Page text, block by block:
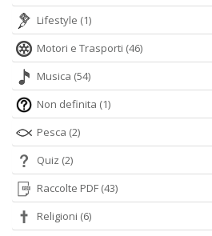
Lifestyle (1)
Motori e Trasporti (46)
Musica (54)
Non definita (1)
Pesca (2)
Quiz (2)
Raccolte PDF (43)
Religioni (6)